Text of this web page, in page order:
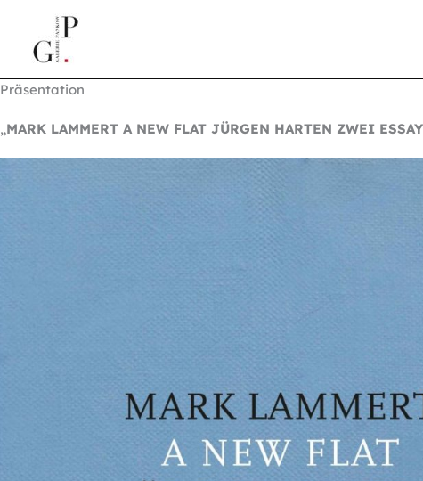
springen
springen
Präsentation
„MARK LAMMERT A NEW FLAT JÜRGEN HARTEN ZWEI